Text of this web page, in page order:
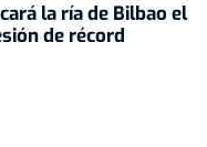
la ría de Bilbao el
de récord